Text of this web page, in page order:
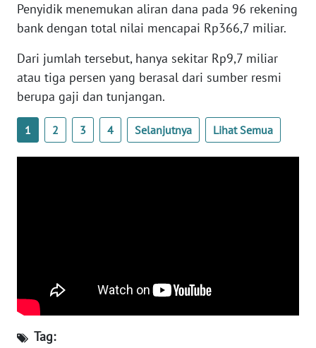
Penyidik menemukan aliran dana pada 96 rekening
bank dengan total nilai mencapai Rp366,7 miliar.
Dari jumlah tersebut, hanya sekitar Rp9,7 miliar
atau tiga persen yang berasal dari sumber resmi
berupa gaji dan tunjangan.
1 2 3 4 Selanjutnya Lihat Semua
Tag:
WN
BARAT
WN
WN
SERAMBI
WN
NTB